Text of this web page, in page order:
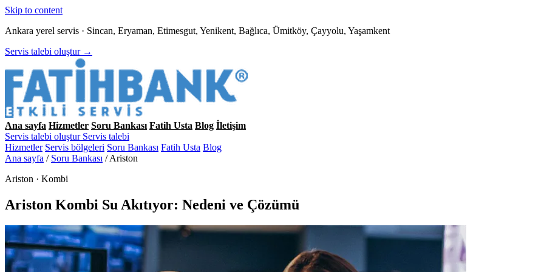
Skip to content
Ankara yerel servis · Sincan, Eryaman, Etimesgut, Yenikent, Bağlıca, Ümitköy, Çayyolu, Yaşamkent
Servis talebi oluştur →
Ana sayfa Hizmetler Soru Bankası Fatih Usta Blog İletişim
Servis talebi oluştur Servis talebi
Hizmetler Servis bölgeleri Soru Bankası Fatih Usta Blog
Ana sayfa / Soru Bankası / Ariston
Ariston · Kombi
Ariston Kombi Su Akıtıyor: Nedeni ve Çözümü